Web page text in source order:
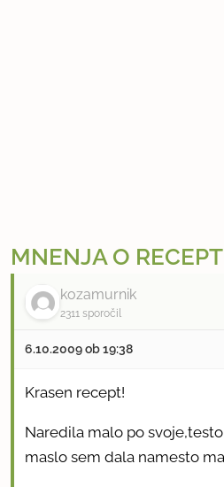
MNENJA O
kozamurnik
2311 sporočil
6.10.2009 ob 19:38
Krasen recept!
Naredila malo po
maslo sem dala namesto